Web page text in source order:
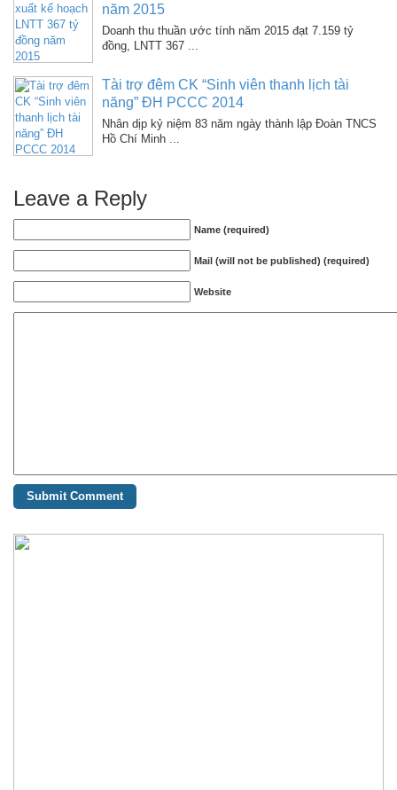
năm 2015
Doanh thu thuần ước tính năm 2015 đạt 7.159 tỷ
đồng, LNTT 367 ...
Tài trợ đêm CK “Sinh viên thanh lịch tài
năng” ĐH PCCC 2014
Nhân dịp kỷ niệm 83 năm ngày thành lập Đoàn TNCS
Hồ Chí Minh ...
Leave a Reply
Name (required)
Mail (will not be published) (required)
Website